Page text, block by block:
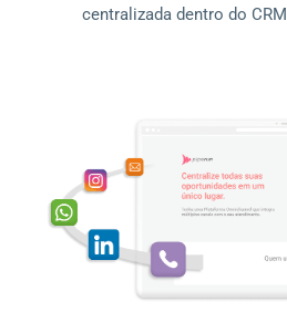
centralizada dentro do